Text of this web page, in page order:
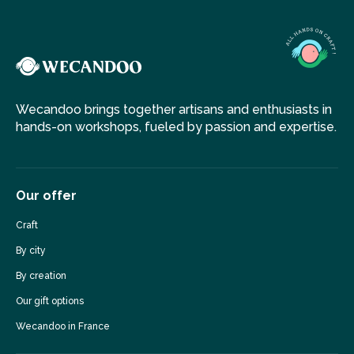
atelier séparé de la maison : entrée séparée
cible : particuliers
fournisseur / grossistes locaux
atelier : 60m2
3 enclumes, 1 planche
Wecandoo brings together artisans and enthusiasts in
hands-on workshops, fueled by passion and expertise.
Our offer
Craft
By city
By creation
Our gift options
Wecandoo in France